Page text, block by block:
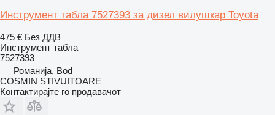
Инструмент табла 7527393 за дизел вилушкар Toyota
475 € Без ДДВ
Инструмент табла
7527393
Романија, Bod
COSMIN STIVUITOARE
Контактирајте го продавачот